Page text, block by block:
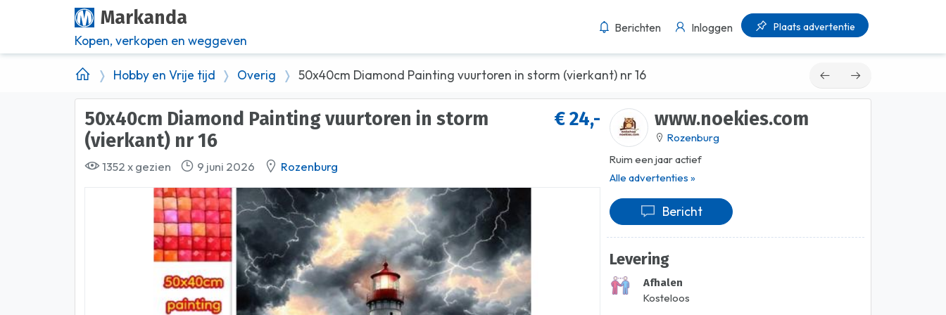
Markanda
Kopen, verkopen en weggeven
Berichten Inloggen Plaats advertentie
Hobby en Vrije tijd Overig 50x40cm Diamond Painting vuurtoren in storm (vierkant) nr 16
€ 24,-
50x40cm Diamond Painting vuurtoren in storm
(vierkant) nr 16
1352 x gezien 9 juni 2026 Rozenburg
www.noekies.com
Rozenburg
Ruim een jaar actief
Alle advertenties »
Bericht
Levering
Afhalen
Kosteloos